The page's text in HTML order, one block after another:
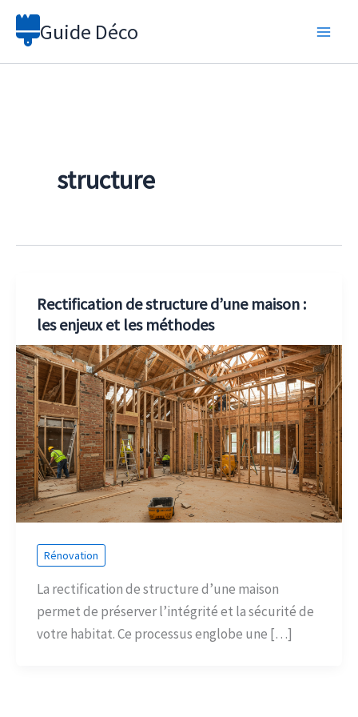
Aller
Guide Déco
structure
Rectification de structure d’une maison :
les enjeux et les méthodes
Rénovation
La rectification de structure d’une maison
permet de préserver l’intégrité et la sécurité de
votre habitat. Ce processus englobe une […]